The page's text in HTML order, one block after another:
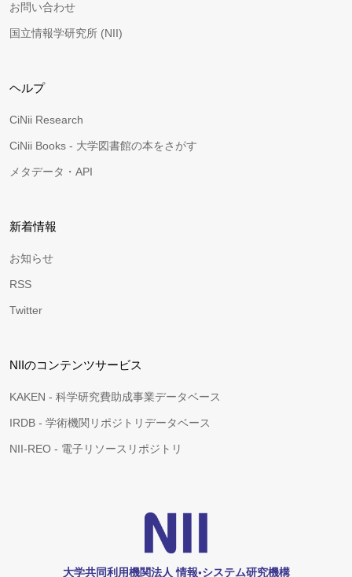
お問い合わせ
国立情報学研究所 (NII)
ヘルプ
CiNii Research
CiNii Books - 大学図書館の本をさがす
メタデータ・API
新着情報
お知らせ
RSS
Twitter
NIIのコンテンツサービス
KAKEN - 科学研究費助成事業データベース
IRDB - 学術機関リポジトリデータベース
NII-REO - 電子リソースリポジトリ
大学共同利用機関法人 情報•システム研究機構